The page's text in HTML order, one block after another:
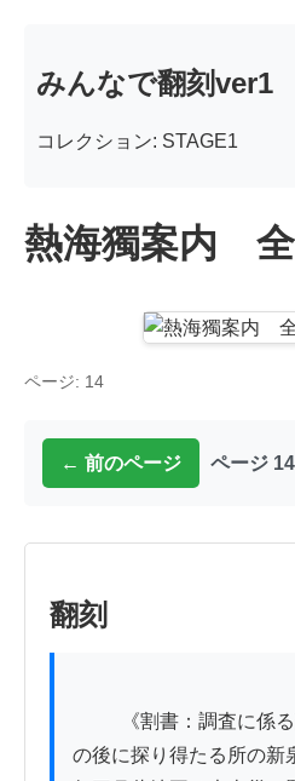
みんなで翻刻ver1
コレクション: STAGE1
熱海獨案内 全
ページ: 14
← 前のページ ページ
翻刻
の後に探り得たる所の新